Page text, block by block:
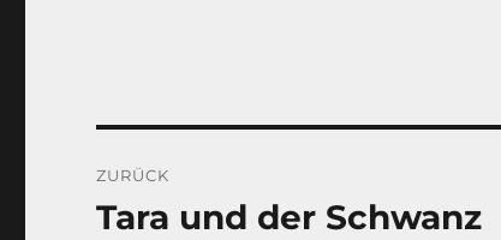
ZURÜCK
Vorheriger
Tara und der Schwanz